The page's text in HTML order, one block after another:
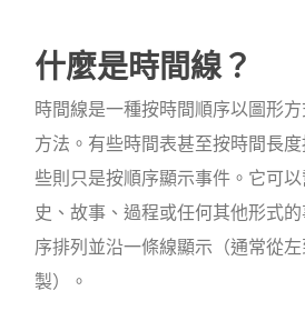
什麼是時間線？
時間線是一種按時間順序以圖形
方法。有些時間表甚至按時間長
些則只是按順序顯示事件。它可
史、故事、過程或任何其他形式
序排列並沿一條線顯示（通常從
製）。